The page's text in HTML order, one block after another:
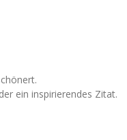
ein inspirierendes Zitat.